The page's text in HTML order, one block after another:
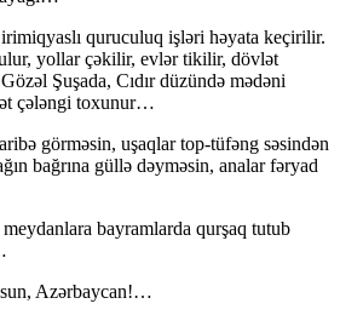
quruculuq işləri həyata keçirilir.
yollar çəkilir, evlər tikilir, dövlət
Şuşada, Cıdır düzündə mədəni
çələngi toxunur…
görməsin, uşaqlar top-tüfəng səsindən
bağrına güllə dəyməsin, analar fəryad
bayramlarda qurşaq tutub
Azərbaycan!…